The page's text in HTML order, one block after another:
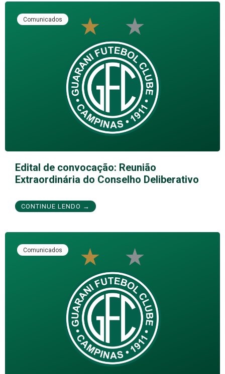
Comunicados
Edital de convocação: Reunião
Extraordinária do Conselho Deliberativo
CONTINUE LENDO →
Comunicados